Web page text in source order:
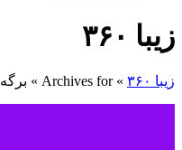
زیبا ۳۶۰
زیبا ۳۶۰ »
Archives for
» برگه 3